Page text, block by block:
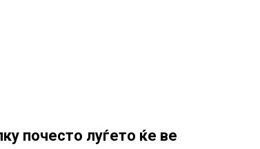
почесто луѓето ќе ве